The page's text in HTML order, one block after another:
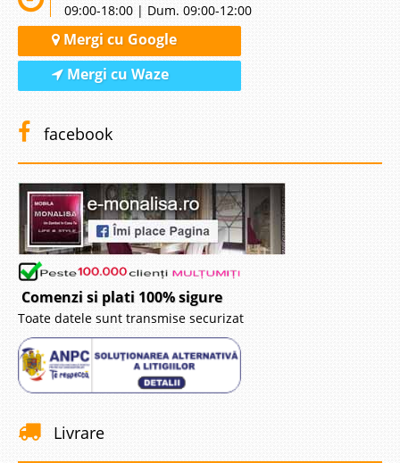
09:00-18:00 | Dum. 09:00-12:00
Mergi cu Google
Mergi cu Waze
facebook
Comenzi si plati 100% sigure
Toate datele sunt transmise securizat
Livrare